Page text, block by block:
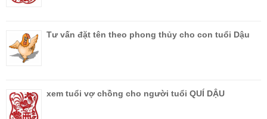
Tư vấn đặt tên theo phong thủy cho con tuổi Dậu
xem tuổi vợ chồng cho người tuổi QUÍ DẬU